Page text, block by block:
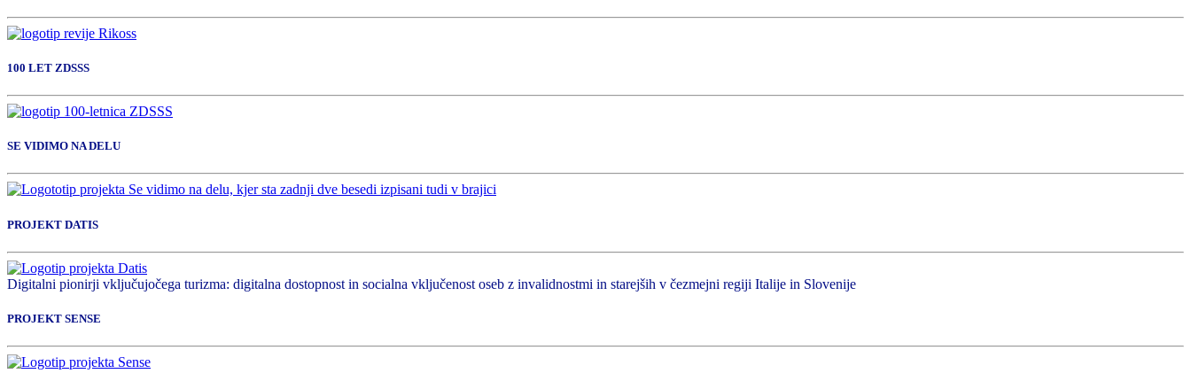
100 LET ZDSSS
SE VIDIMO NA DELU
PROJEKT DATIS
Digitalni pionirji vključujočega turizma: digitalna dostopnost in socialna vključenost oseb z invalidnostmi in starejših v čezmejni regiji Italije in Slovenije
PROJEKT SENSE